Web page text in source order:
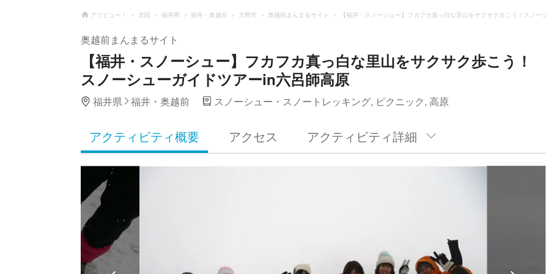
アソビュー！ 北陸 福井県 福井・奥越前 大野市 奥越前まんまるサイト 【福井・スノーシュー】フカフカ真っ白な里山をサクサク歩こう！スノー
奥越前まんまるサイト
【福井・スノーシュー】フカフカ真っ白な里山をサクサク歩こう！
スノーシューガイドツアーin六呂師高原
福井県 福井・奥越前 スノーシュー・スノートレッキング, ピクニック, 高原
アクティビティ概要 アクセス アクティビティ詳細